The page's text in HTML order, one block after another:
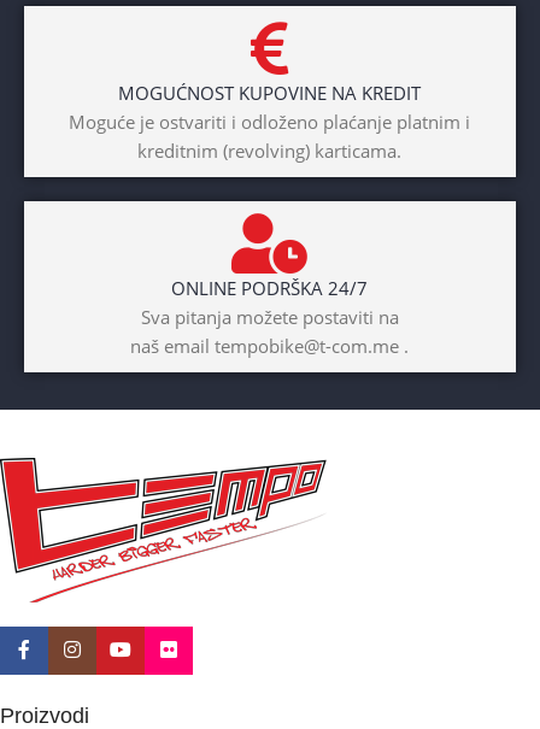
BICIKLI-TIP RAMA
Prednji amotrizer
BICIKLI-KOČNICE
Disk mehanički
MOGUĆNOST KUPOVINE NA KREDIT
Moguće je ostvariti i odloženo plaćanje platnim i
kreditnim (revolving) karticama.
ONLINE PODRŠKA 24/7
Sva pitanja možete postaviti na
naš email tempobike@t-com.me .
Proizvodi